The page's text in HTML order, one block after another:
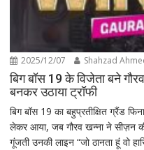
2025/12/07 Shahzad
बिग बॉस 19 के विजेता बने
बनकर उठाया ट्रॉफी
बिग बॉस 19 का बहुप्रतीक्षित ग्रैंड
लेकर आया, जब गौरव खन्ना ने सीज़न
गूंजती उनकी लाइन “जो ठानता हूं वो